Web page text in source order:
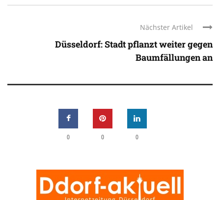
Nächster Artikel
Düsseldorf: Stadt pflanzt weiter gegen
Baumfällungen an
0 0 0